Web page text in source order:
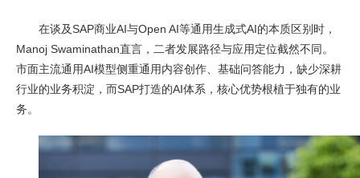
在谈及SAP商业AI与Open AI等通用生成式AI的本质区别时，
Manoj Swaminathan直言，二者发展路径与应用定位截然不同。
市面主流通用AI模型侧重通用内容创作、基础问答能力，缺少深耕
行业的业务积淀，而SAP打造的AI体系，核心优势根植于独有的业
务。